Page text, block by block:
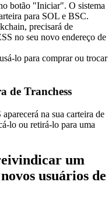
botão "Iniciar". O sistema
para SOL e BSC.
precisará de
no seu novo endereço de
lo para comprar ou trocar
de Tranchess
na sua carteira de
lo ou retirá-lo para uma
um
usuários de